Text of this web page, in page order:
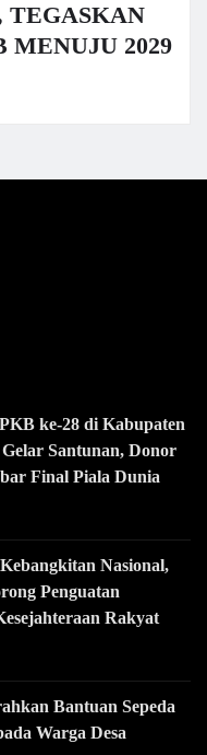
TEGASKAN
MENUJU 2029
ke-28 di Kabupaten
Santunan, Donor
Final Piala Dunia
Nasional,
Penguatan
Rakyat
Bantuan Sepeda
Warga Desa